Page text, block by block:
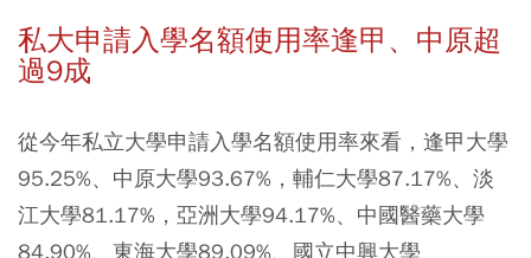
私大申請入學名額使用率逢甲、中原超
過9成
從今年私立大學申請入學名額使用率來看，逢甲大學
95.25%、中原大學93.67%，輔仁大學87.17%、淡
江大學81.17%，亞洲大學94.17%、中國醫藥大學
84.90%、東海大學89.09%、國立中興大學